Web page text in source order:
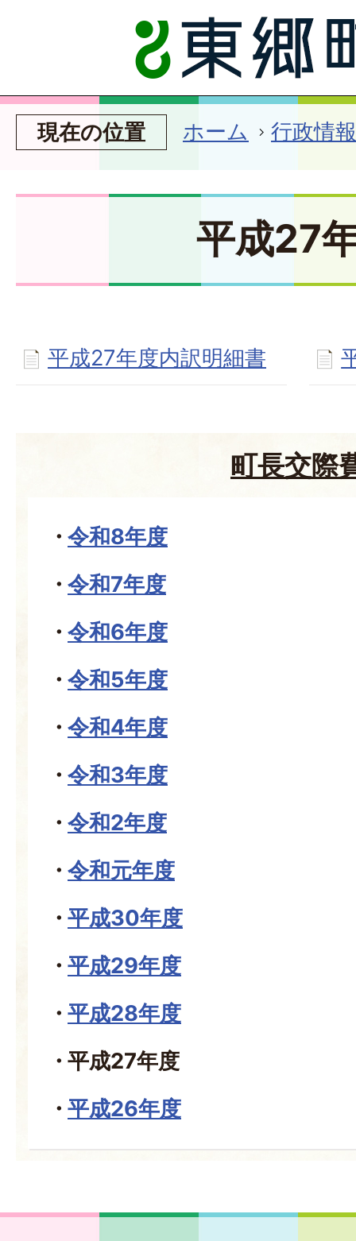
現在の位置 ホーム 行政情報
平成27
平成27年度内訳明細書
町長交際
令和8年度
令和7年度
令和6年度
令和5年度
令和4年度
令和3年度
令和2年度
令和元年度
平成30年度
平成29年度
平成28年度
平成27年度
平成26年度